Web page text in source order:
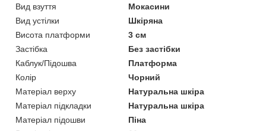
Вид взуття
Мокасини
Вид устілки
Шкіряна
Висота платформи
3 см
Застібка
Без застібки
Каблук/Підошва
Платформа
Колір
Чорний
Матеріал верху
Натуральна шкіра
Матеріал підкладки
Натуральна шкіра
Матеріал підошви
Піна